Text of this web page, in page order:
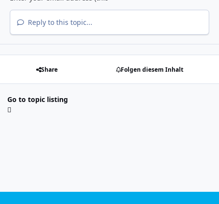
Reply to this topic...
Share Folgen diesem Inhalt
Go to topic listing